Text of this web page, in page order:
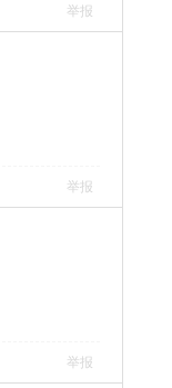
举报
举报
举报